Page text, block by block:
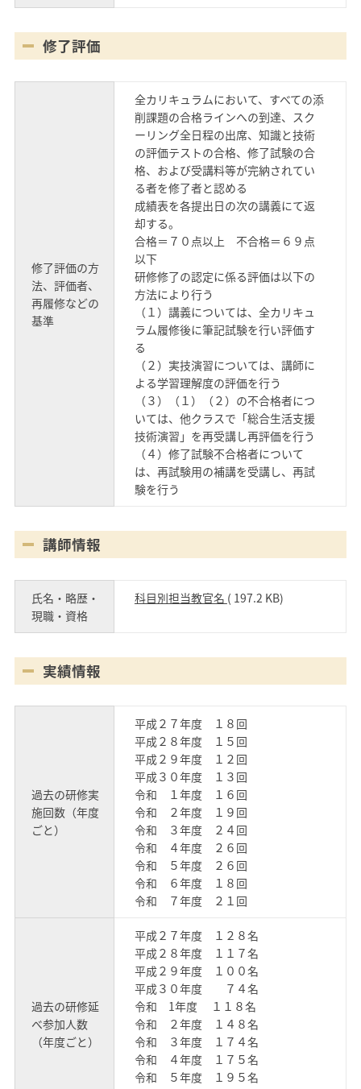
修了評価
修了評価の方
法、評価者、
再履修などの
基準
全カリキュラムにおいて、すべての添
削課題の合格ラインへの到達、スク
ーリング全日程の出席、知識と技術
の評価テストの合格、修了試験の合
格、および受講料等が完納されてい
る者を修了者と認める
成績表を各提出日の次の講義にて返
却する。
合格＝７０点以上 不合格＝６９点
以下
研修修了の認定に係る評価は以下の
方法により行う
（１）講義については、全カリキュ
ラム履修後に筆記試験を行い評価す
る
（２）実技演習については、講師に
よる学習理解度の評価を行う
（３）（１）（２）の不合格者につ
いては、他クラスで「総合生活支援
技術演習」を再受講し再評価を行う
（４）修了試験不合格者について
は、再試験用の補講を受講し、再試
験を行う
講師情報
氏名・略歴・
現職・資格
科目別担当教官名 ( 197.2 KB)
実績情報
過去の研修実
施回数（年度
ごと）
平成２７年度 １８回
平成２８年度 １５回
平成２９年度 １２回
平成３０年度 １３回
令和 １年度 １６回
令和 ２年度 １９回
令和 ３年度 ２４回
令和 ４年度 ２６回
令和 ５年度 ２６回
令和 ６年度 １８回
令和 ７年度 ２１回
過去の研修延
べ参加人数
（年度ごと）
平成２７年度 １２８名
平成２８年度 １１７名
平成２９年度 １００名
平成３０年度 ７４名
令和 1年度 １１８名
令和 ２年度 １４８名
令和 ３年度 １７４名
令和 ４年度 １７５名
令和 ５年度 １９５名